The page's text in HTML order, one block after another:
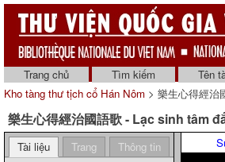
Trang chủ Tìm kiếm Tên
Kho tàng thư tịch cổ Hán Nôm > 樂生心得經治
樂生心得經治國語歌 - Lạc sinh tâm
Tài liệu Trang Thông tin